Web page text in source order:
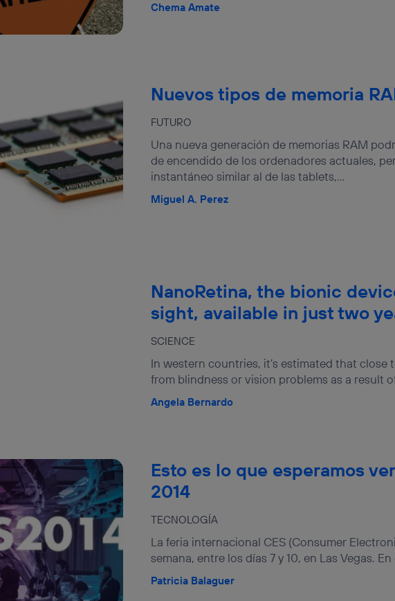
Chema Amate
FUTURO
Nuevos tipos de memoria
Una nueva generación de memorias RAM
de encendido de los ordenadores actuales,
instantáneo similar al de las tablets,...
Miguel A. Perez
SCIENCE
NanoRetina, the bionic
sight, available in just two
In western countries, it’s estimated that close
from blindness or vision problems as a result
Angela Bernardo
TECNOLOGÍA
Esto es lo que esperamos
2014
La feria internacional CES (Consumer
semana, entre los días 7 y 10, en Las Vegas.
Patricia Balaguer